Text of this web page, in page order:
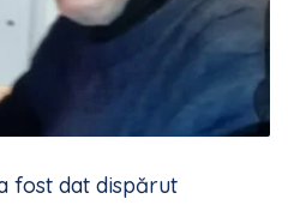
fost dat dispărut